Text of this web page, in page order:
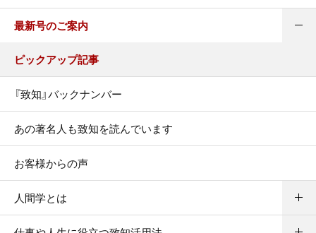
最新号のご案内
ピックアップ記事
『致知』バックナンバー
あの著名人も致知を読んでいます
お客様からの声
人間学とは